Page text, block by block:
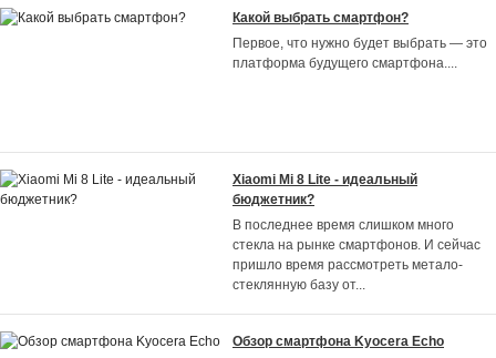
Какой выбрать смартфон?
Первое, что нужно будет выбрать — это
платформа будущего смартфона....
Xiaomi Mi 8 Lite - идеальный
бюджетник?
В последнее время слишком много
стекла на рынке смартфонов. И сейчас
пришло время рассмотреть метало-
стеклянную базу от...
Обзор смартфона Kyocera Echo